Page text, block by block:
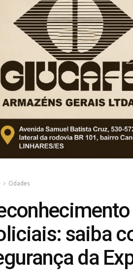
Cidades
saiba
da